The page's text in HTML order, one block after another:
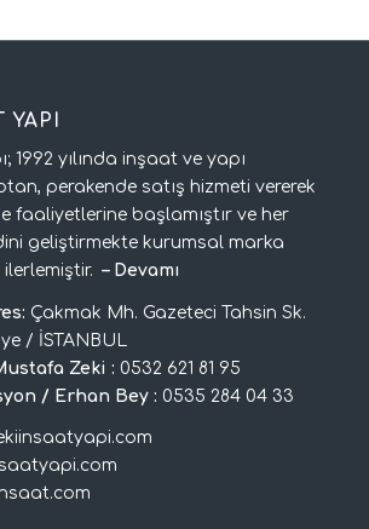
YAPI
1992 yılında inşaat ve yapı
perakende satış hizmeti vererek
faaliyetlerine başlamıştır ve her
geliştirmekte kurumsal marka
ilerlemiştir.– Devamı
Çakmak Mh. Gazeteci Tahsin Sk.
/ İSTANBUL
Zeki : 0532 621 81 95
/ Erhan Bey : 0535 284 04 33